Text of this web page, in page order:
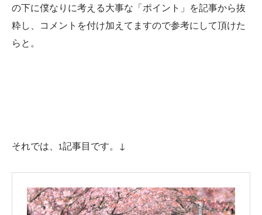
の下に僕なりに考える大事な「ポイント」を記事から抜
粋し、コメントを付け加えてますので参考にして頂けた
らと。
それでは、1記事目です。↓